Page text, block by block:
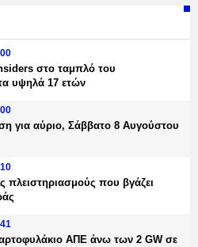
στο ταμπλό του
υψηλά 17 ετών
για αύριο, Σάββατο 8 Αυγούστου
πλειστηριασμούς που βγάζει
ΑΠΕ άνω των 2 GW σε